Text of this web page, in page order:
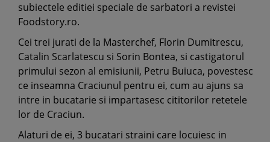
subiectele editiei speciale de sarbatori a revistei
Foodstory.ro.
Cei trei jurati de la Masterchef, Florin Dumitrescu,
Catalin Scarlatescu si Sorin Bontea, si castigatorul
primului sezon al emisiunii, Petru Buiuca, povestesc
ce inseamna Craciunul pentru ei, cum au ajuns sa
intre in bucatarie si impartasesc cititorilor retetele
lor de Craciun.
Alaturi de ei, 3 bucatari straini care locuiesc in